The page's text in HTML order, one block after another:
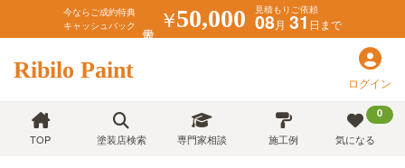
今ならご成約特典
キャッシュバック
￥50,000 見積もりご依頼
08月 31日まで
Ribilo Paint ログイン
TOP 塗装店検索 専門家相談 施工例
0
気になる